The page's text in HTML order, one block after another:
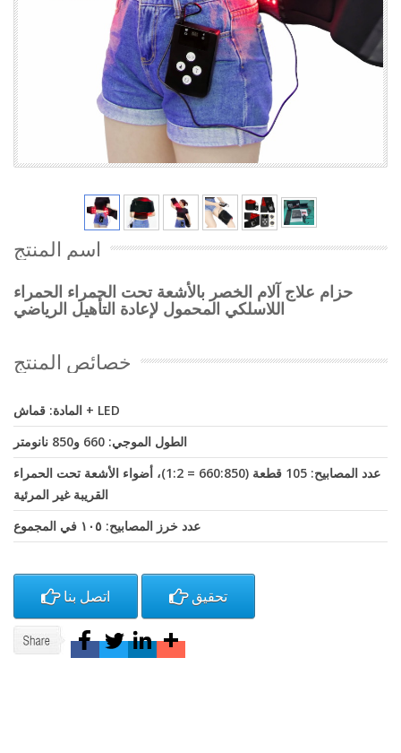
اسم المنتج
حزام علاج آلام الخصر بالأشعة تحت الحمراء الحمراء
اللاسلكي المحمول لإعادة التأهيل الرياضي
خصائص المنتج
المادة: قماش + LED
الطول الموجي: 660 و850 نانومتر
عدد المصابيح: 105 قطعة (660:850 = 1:2)، أضواء الأشعة تحت الحمراء
القريبة غير المرئية
عدد خرز المصابيح: ١٠٥ في المجموع
اتصل بنا تحقيق